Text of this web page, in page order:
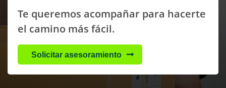
Te queremos acompañar para hacerte
el camino más fácil.
Solicitar asesoramiento